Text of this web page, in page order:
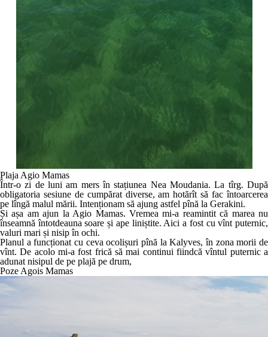
Plaja Agio Mamas
Într-o zi de luni am mers în stațiunea Nea Moudania. La tîrg. După
obligatoria sesiune de cumpărat diverse, am hotărît să fac întoarcerea
pe lîngă malul mării. Intenționam să ajung astfel pînă la Gerakini.
Și așa am ajun la Agio Mamas. Vremea mi-a reamintit că marea nu
înseamnă întotdeauna soare și ape liniștite. Aici a fost cu vînt puternic,
valuri mari și nisip în ochi.
Planul a funcționat cu ceva ocolișuri pînă la Kalyves, în zona morii de
vînt. De acolo mi-a fost frică să mai continui fiindcă vîntul puternic a
adunat nisipul de pe plajă pe drum,
Poze Agois Mamas